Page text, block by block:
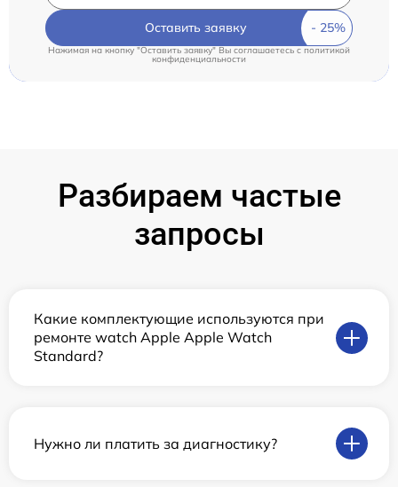
Оставить заявку
Нажимая на кнопку "Оставить заявку" Вы соглашаетесь cполитикой
конфиденциальности
Разбираем частые
запросы
Какие комплектующие используются при
ремонте watch Apple Apple Watch
Standard?
Нужно ли платить за диагностику?